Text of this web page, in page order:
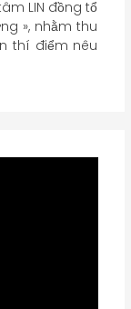
LIN đồng tổ
», nhằm thu
thí điểm nêu